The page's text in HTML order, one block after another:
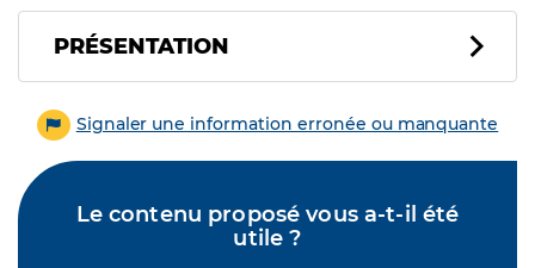
PRÉSENTATION
Signaler une information erronée ou manquante
Le contenu proposé vous a-t-il été
utile ?